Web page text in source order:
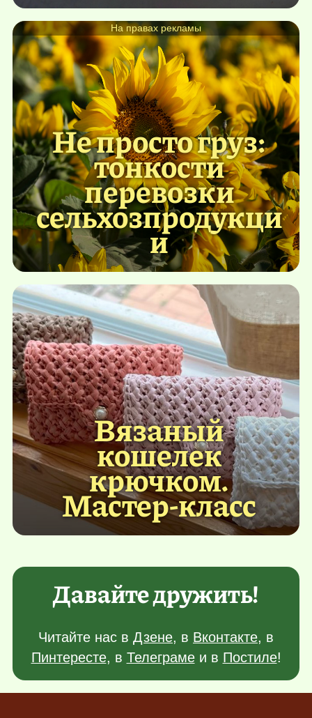
Не просто груз:
тонкости
перевозки
сельхозпродукци
и
На правах рекламы
Вязаный
кошелек
крючком.
Мастер-класс
Давайте дружить!
Читайте нас в Дзене, в Вконтакте, в
Пинтересте, в Телеграмеи в Постиле!